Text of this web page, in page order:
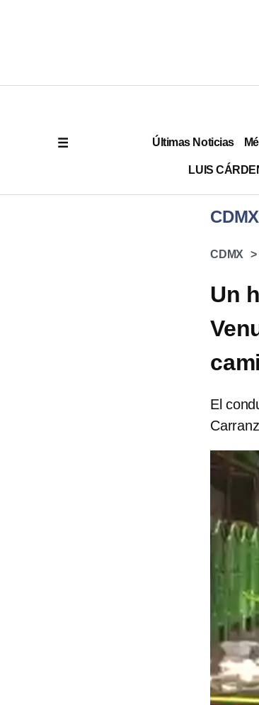
Últimas Noticias
LUIS
CDMX
CDMX
Un
El